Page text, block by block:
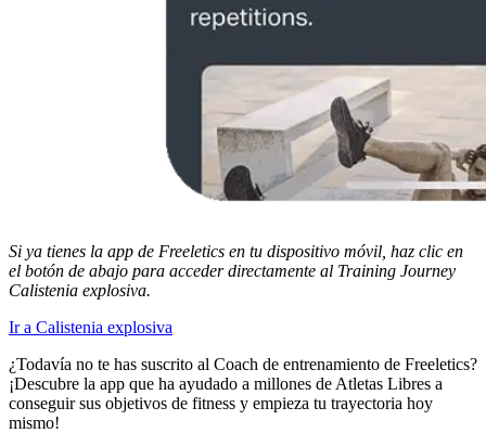
Si ya tienes la app de Freeletics en tu dispositivo móvil, haz clic en
el botón de abajo para acceder directamente al Training Journey
Calistenia explosiva.
Ir a Calistenia explosiva
¿Todavía no te has suscrito al Coach de entrenamiento de Freeletics?
¡Descubre la app que ha ayudado a millones de Atletas Libres a
conseguir sus objetivos de fitness y empieza tu trayectoria hoy
mismo!